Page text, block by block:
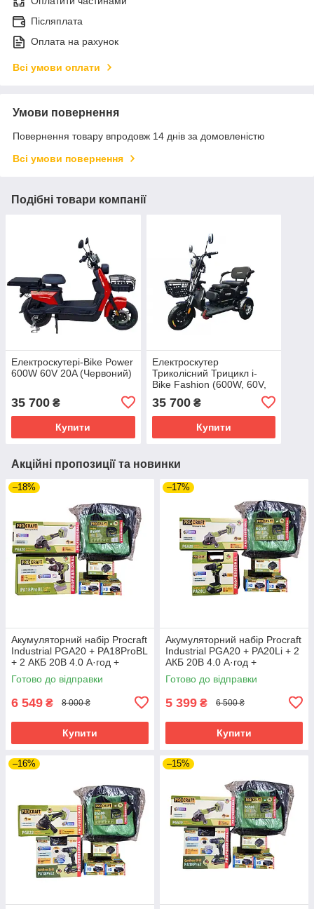
Післяплата
Оплата на рахунок
Всі умови оплати
Умови повернення
Повернення товару впродовж 14 днів за домовленістю
Всі умови повернення
Подібні товари компанії
Електроскутерi-Bike Power
600W 60V 20A (Червоний)
35 700 ₴
Купити
Електроскутер
Триколісний Трицикл i-
Bike Fashion (600W, 60V,
20Ah) Чорний, Червоний
35 700₴
Купити
Акційні пропозиції та новинки
–18%
Акумуляторний набір Procraft
Industrial PGA20 + PA18ProBL
+ 2 АКБ 20В 4.0 А·год +
Зарядний пристрій
Charger20/1 Eco + Сумка
Готово до відправки
6 549 ₴ 8 000 ₴
Купити
–17%
Акумуляторний набір Procraft
Industrial PGA20 + PA20Li + 2
АКБ 20В 4.0 А·год +
Зарядний пристрій
Charger20/1 Eco + Сумка
Готово до відправки
5 399 ₴ 6 500 ₴
Купити
–16% –15%